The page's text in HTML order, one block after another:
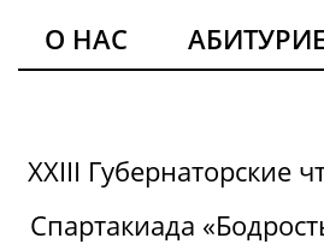
О НАС
XXIII Губернаторские
Спартакиада